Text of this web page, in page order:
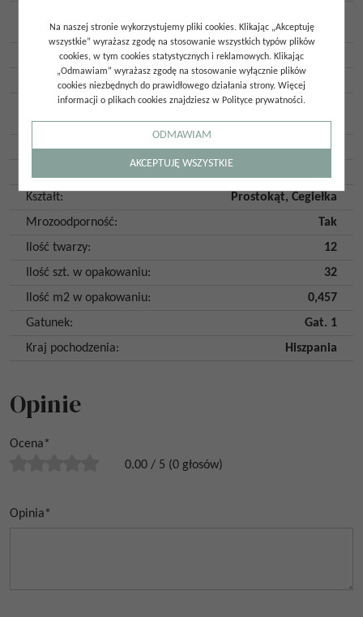
Przeznaczenie
wewnątrz
Rodzaj płytki : Ścienna, Podłogowa
Rodzaj powierzchni
Strukturalna
Wykończenie
powierzchni:
Imitacja:
Tonalne
Kształt: Prostokąt, Cegiełka
Mrozoodporność:
Tak
Ilość twarzy:
12
Ilość szt. w opakowaniu:
32
Ilość m2 w opakowaniu:
0,457
Gatunek:
Gat. 1
Kraj pochodzenia: Hiszpania
Opinie
Ocena*
0.00 / 5 (0 głosów)
Opinia*
Na naszej stronie wykorzystujemy pliki cookies. Klikając „Akceptuję
wszystkie” wyrażasz zgodę na stosowanie wszystkich typów plików
cookies, w tym cookies statystycznych i reklamowych. Klikając
„Odmawiam” wyrażasz zgodę na stosowanie wyłącznie plików
cookies niezbędnych do prawidłowego działania strony. Więcej
informacji o plikach cookies znajdziesz w Polityce prywatności.
ODMAWIAM
AKCEPTUJĘ WSZYSTKIE